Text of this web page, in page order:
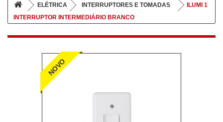
ELÉTRICA INTERRUPTORES E TOMADAS
ILUMI 1
INTERRUPTOR INTERMEDIÁRIO BRANCO
NOVO